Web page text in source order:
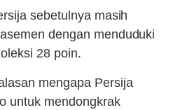
sebetulnya masih
dengan menduduki
28 poin.
mengapa Persija
untuk mendongkrak